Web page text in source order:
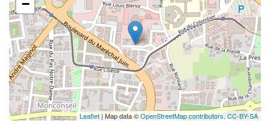
−
Leaflet| Map data ©OpenStreetMap contributors,CC-BY-SA